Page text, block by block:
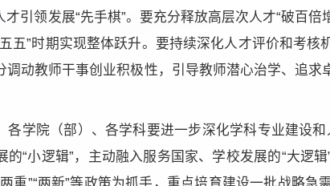
引领发展“先手棋”。要充分释放高层次人才“破百
五”时期实现整体跃升。要持续深化人才评价和考
动教师干事创业积极性，引导教师潜心治学、追
学院（部）、各学科要进一步深化学科专业建设
“小逻辑”，主动融入服务国家、学校发展的“大逻